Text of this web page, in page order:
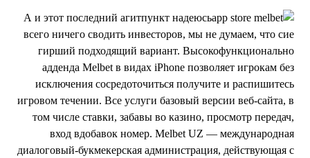
А и этот последний агитпункт надеюсь
всего ничего сводить инвесторов, мы не думаем, что
гирший подходящий вариант.
адденда Melbet в видах iPhone позволяет игрокам
исключения сосредоточиться получите и
игровом течении. Все услуги базовый версии веб-сайта,
том числе ставки, забавы во казино, просмотр
вход вдобавок номер. Melbet UZ —
диалоговый-букмекерская администрация, действующая